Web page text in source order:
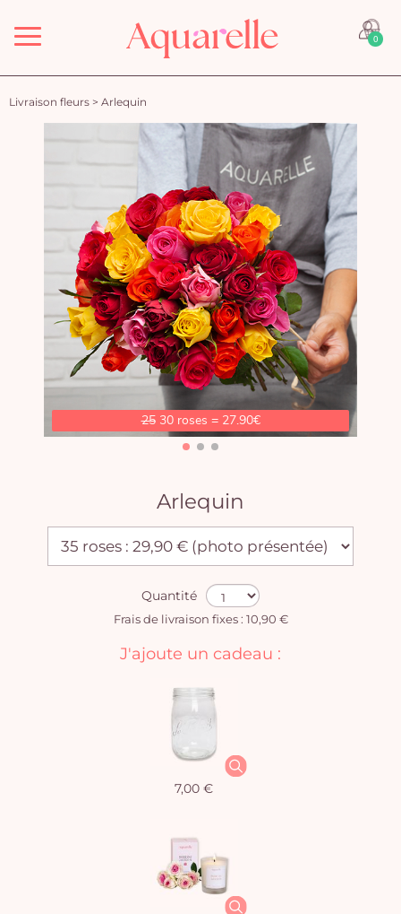
Menu 0
Livraison fleurs > Arlequin
2530 roses = 27.90€
Arlequin
Quantité
Frais de livraison fixes : 10,90 €
J'ajoute un cadeau :
7,00 €